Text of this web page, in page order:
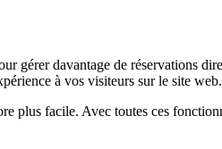
gérer davantage de réservations
à vos visiteurs sur le site web.
plus facile. Avec toutes ces